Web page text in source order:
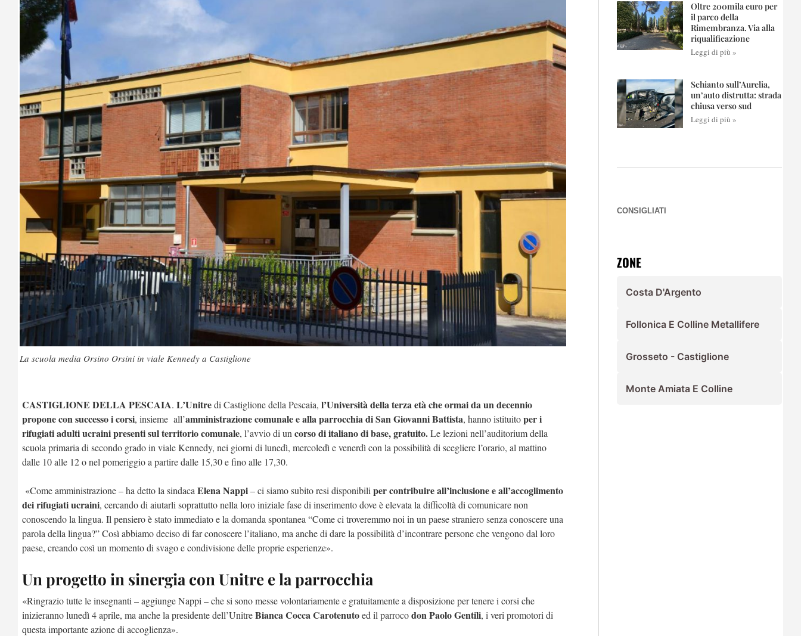
La scuola media Orsino Orsini in viale Kennedy a Castiglione
CASTIGLIONE DELLA PESCAIA. L’Unitredi Castiglione della Pescaia, l’Università della terza età che ormai da un decennio
propone con successo i corsi, insieme all’amministrazione comunale e alla parrocchia di San Giovanni Battista, hanno istituitoper i
rifugiati adulti ucraini presenti sul territorio comunale, l’avvio di un corso di italiano di base, gratuito.Le lezioni nell’auditorium della
scuola primaria di secondo grado in viale Kennedy, nei giorni di lunedì, mercoledì e venerdì con la possibilità di scegliere l’orario, al mattino
dalle 10 alle 12 o nel pomeriggio a partire dalle 15,30 e fino alle 17,30.
«Come amministrazione – ha detto la sindaca Elena Nappi– ci siamo subito resi disponibili per contribuire all’inclusione e all’accoglimento
dei rifugiati ucraini, cercando di aiutarli soprattutto nella loro iniziale fase di inserimento dove è elevata la difficoltà di comunicare non
conoscendo la lingua. Il pensiero è stato immediato e la domanda spontanea “Come ci troveremmo noi in un paese straniero senza conoscere una
parola della lingua?” Così abbiamo deciso di far conoscere l’italiano, ma anche di dare la possibilità d’incontrare persone che vengono dal loro
paese, creando così un momento di svago e condivisione delle proprie esperienze».
Un progetto in sinergia con Unitre e la parrocchia
«Ringrazio tutte le insegnanti – aggiunge Nappi – che si sono messe volontariamente e gratuitamente a disposizione per tenere i corsi che
inizieranno lunedì 4 aprile, ma anche la presidente dell’UnitreBianca Cocca Carotenutoed il parrocodon Paolo Gentili, i veri promotori di
questa importante azione di accoglienza».
Oltre 200mila euro per
il parco della
Rimembranza. Via alla
riqualificazione
Leggi di più »
Schianto sull’Aurelia,
un’auto distrutta: strada
chiusa verso sud
Leggi di più »
CONSIGLIATI
ZONE
Costa D'Argento
Follonica E Colline Metallifere
Grosseto - Castiglione
Monte Amiata E Colline